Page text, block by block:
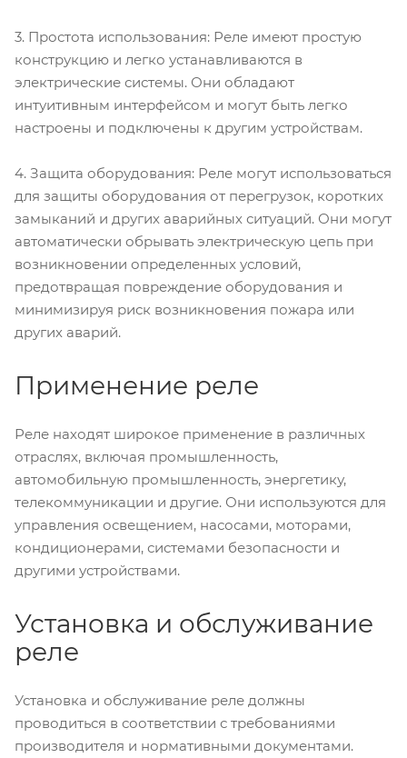
3. Простота использования: Реле имеют простую
конструкцию и легко устанавливаются в
электрические системы. Они обладают
интуитивным интерфейсом и могут быть легко
настроены и подключены к другим устройствам.
4. Защита оборудования: Реле могут использоваться
для защиты оборудования от перегрузок, коротких
замыканий и других аварийных ситуаций. Они могут
автоматически обрывать электрическую цепь при
возникновении определенных условий,
предотвращая повреждение оборудования и
минимизируя риск возникновения пожара или
других аварий.
Применение реле
Реле находят широкое применение в различных
отраслях, включая промышленность,
автомобильную промышленность, энергетику,
телекоммуникации и другие. Они используются для
управления освещением, насосами, моторами,
кондиционерами, системами безопасности и
другими устройствами.
Установка и обслуживание
реле
Установка и обслуживание реле должны
проводиться в соответствии с требованиями
производителя и нормативными документами.